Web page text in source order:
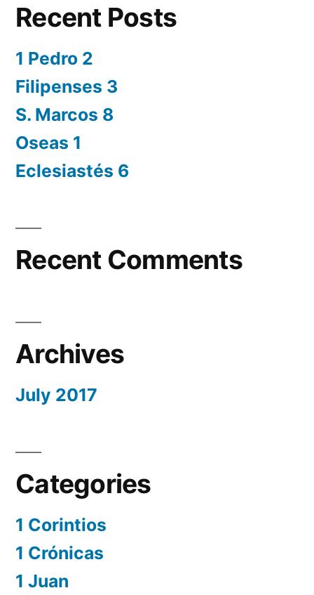
Recent Posts
1 Pedro 2
Filipenses 3
S. Marcos 8
Oseas 1
Eclesiastés 6
Recent Comments
Archives
July 2017
Categories
1 Corintios
1 Crónicas
1 Juan